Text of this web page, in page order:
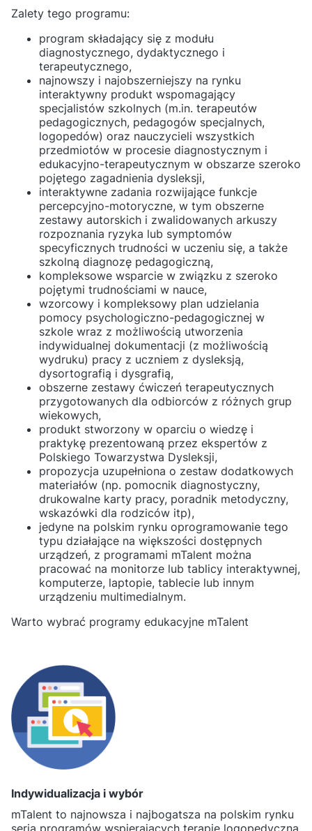
Zalety tego programu:
program składający się z modułu
diagnostycznego, dydaktycznego i
terapeutycznego,
najnowszy i najobszerniejszy na rynku
interaktywny produkt wspomagający
specjalistów szkolnych (m.in. terapeutów
pedagogicznych, pedagogów specjalnych,
logopedów) oraz nauczycieli wszystkich
przedmiotów w procesie diagnostycznym i
edukacyjno-terapeutycznym w obszarze szeroko
pojętego zagadnienia dysleksji,
interaktywne zadania rozwijające funkcje
percepcyjno-motoryczne, w tym obszerne
zestawy autorskich i zwalidowanych arkuszy
rozpoznania ryzyka lub symptomów
specyficznych trudności w uczeniu się, a także
szkolną diagnozę pedagogiczną,
kompleksowe wsparcie w związku z szeroko
pojętymi trudnościami w nauce,
wzorcowy i kompleksowy plan udzielania
pomocy psychologiczno-pedagogicznej w
szkole wraz z możliwością utworzenia
indywidualnej dokumentacji (z możliwością
wydruku) pracy z uczniem z dysleksją,
dysortografią i dysgrafią,
obszerne zestawy ćwiczeń terapeutycznych
przygotowanych dla odbiorców z różnych grup
wiekowych,
produkt stworzony w oparciu o wiedzę i
praktykę prezentowaną przez ekspertów z
Polskiego Towarzystwa Dysleksji,
propozycja uzupełniona o zestaw dodatkowych
materiałów (np. pomocnik diagnostyczny,
drukowalne karty pracy, poradnik metodyczny,
wskazówki dla rodziców itp),
jedyne na polskim rynku oprogramowanie tego
typu działające na większości dostępnych
urządzeń, z programami mTalent można
pracować na monitorze lub tablicy interaktywnej,
komputerze, laptopie, tablecie lub innym
urządzeniu multimedialnym.
Warto wybrać programy edukacyjne mTalent
Indywidualizacja i wybór
mTalent to najnowsza i najbogatsza na polskim rynku